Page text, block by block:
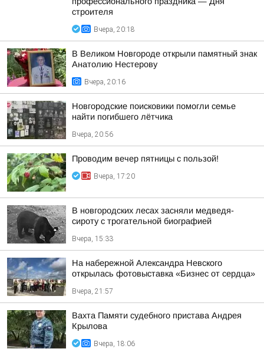
строителя
Вчера, 20:18
В Великом Новгороде открыли памятный знак
Анатолию Нестерову
Вчера, 20:16
Новгородские поисковики помогли семье
найти погибшего лётчика
Вчера, 20:56
Проводим вечер пятницы с пользой!
Вчера, 17:20
В новгородских лесах засняли медведя-
сироту с трогательной биографией
Вчера, 15:33
На набережной Александра Невского
открылась фотовыставка «Бизнес от сердца»
Вчера, 21:57
Вахта Памяти судебного пристава Андрея
Крылова
Вчера, 18:06